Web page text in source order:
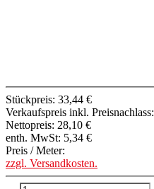
Stückpreis: 33,44 €
Verkaufspreis inkl. Preisnachlass:
Nettopreis: 28,10 €
enth. MwSt: 5,34 €
Preis / Meter:
zzgl. Versandkosten.